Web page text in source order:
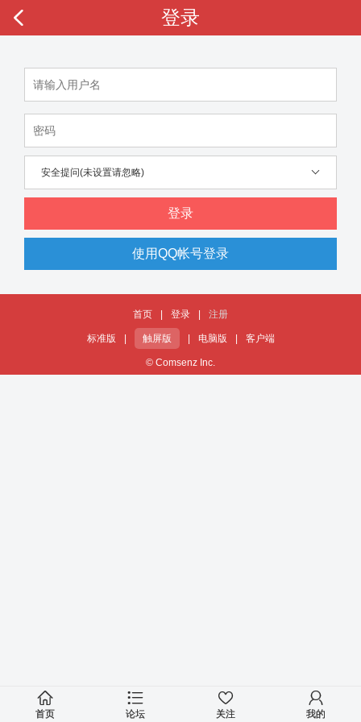
登录
安全提问(未设置请忽略)
登录
使用QQ帐号登录
首页 登录 注册
标准版 触屏版 电脑版 客户端
© Comsenz Inc.
首页 论坛 关注 我的